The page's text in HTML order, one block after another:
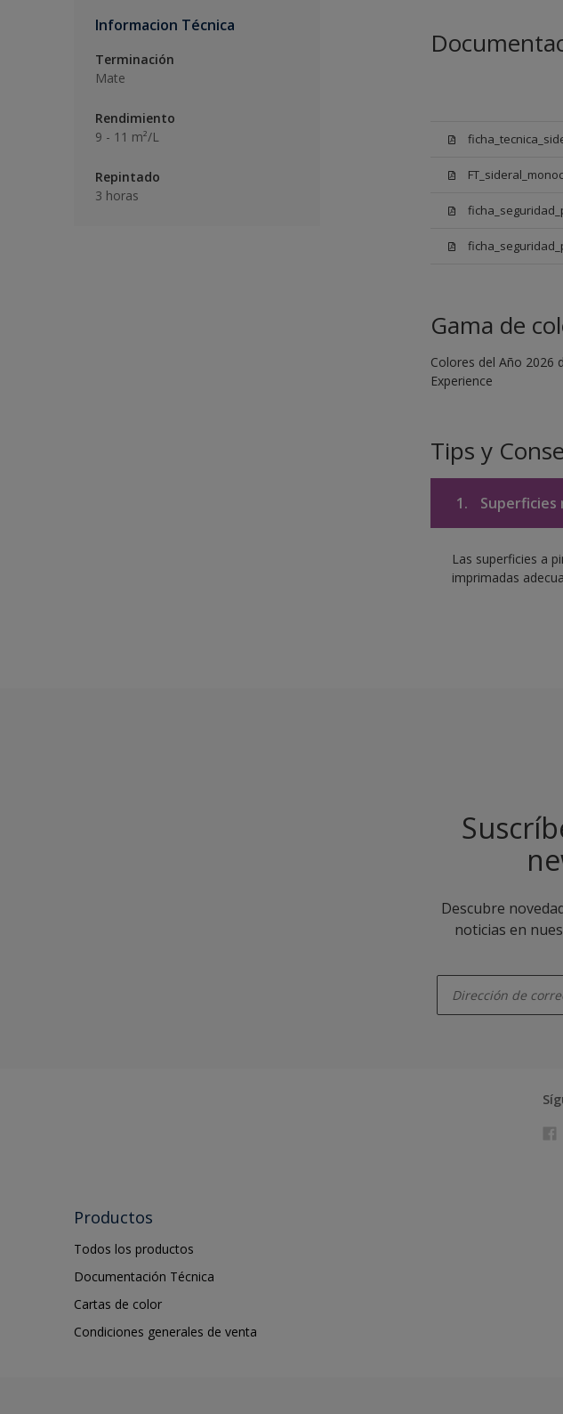
Informacion Técnica
Terminación
Mate
Rendimiento
9 - 11 m²/L
Repintado
3 horas
Gama de
Colores del Año 2026
Experience
Tips y
1. Superficies
Las superficies a
imprimadas
Descubre
noticias en
Productos
Todos los productos
Documentación Técnica
Cartas de color
Condiciones generales de venta